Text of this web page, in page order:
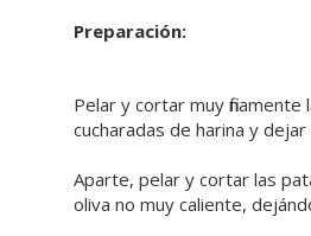
Preparación:
Pelar y cortar muy
cucharadas de harina y
Aparte, pelar y cortar las
oliva no muy caliente,